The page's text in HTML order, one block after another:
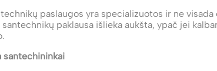
paslaugos yra specializuotos ir ne
paklausa išlieka aukšta, ypač jei
santechininkai